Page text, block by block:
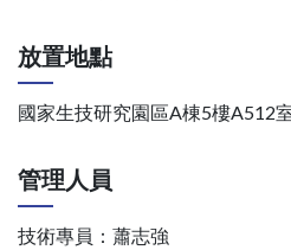
放置地點
國家生技研究園區A棟5樓A512
管理人員
技術專員：蕭志強